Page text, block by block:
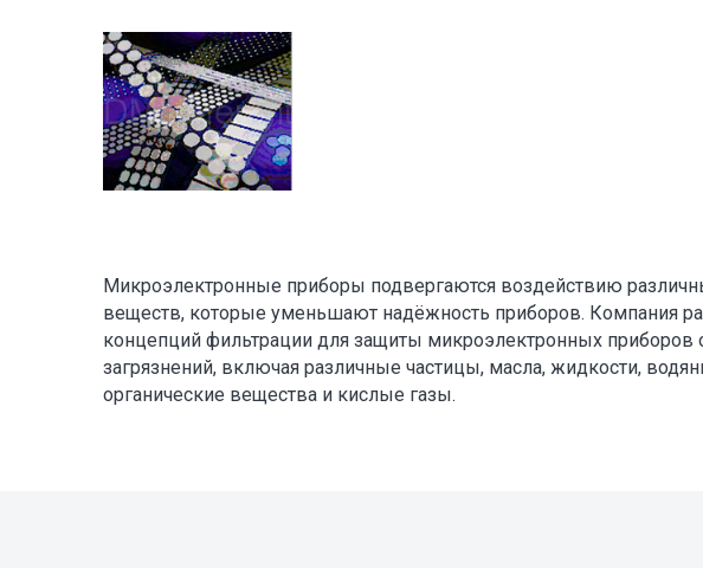
Микроэлектронные приборы подвергаются воздействию
веществ, которые уменьшают надёжность приборов. Компания
концепций фильтрации для защиты микроэлектронных приборов
загрязнений, включая различные частицы, масла, жидкости,
органические вещества и кислые газы.